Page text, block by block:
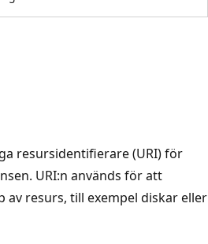
resursidentifierare (URI) för
URI:n används för att
av resurs, till exempel diskar eller